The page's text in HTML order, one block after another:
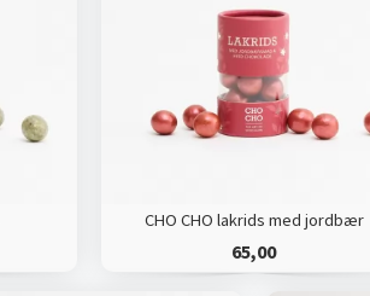
CHO CHO lakrids med jordbær
65,00